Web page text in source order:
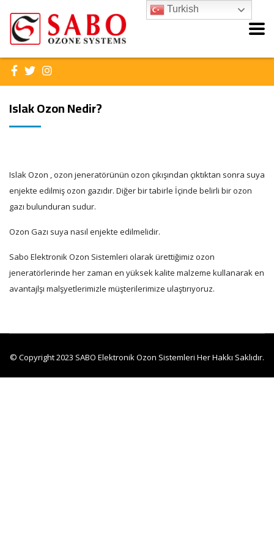
Islak Ozon Nedir?
Islak Ozon , ozon jeneratörünün ozon çıkışından çıktıktan sonra suya
enjekte edilmiş ozon gazıdır. Diğer bir tabirle İçinde belirli bir ozon
gazı bulunduran sudur.
Ozon Gazı suya nasıl enjekte edilmelidir.
Sabo Elektronik Ozon Sistemleri olarak ürettiğimiz ozon
jeneratörlerinde her zaman en yüksek kalite malzeme kullanarak en
avantajlşı malşyetlerimizle müşterilerimize ulaştırıyoruz.
© Copyright 2023 SABO Elektronik Ozon Sistemleri Her Hakkı Saklıdır.
Turkish